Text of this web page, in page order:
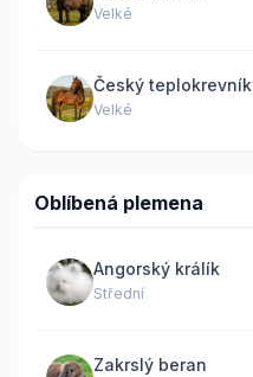
Velké
Český teplokrevník
Velké
Oblíbená plemena
Angorský králík
Střední
Zakrslý beran